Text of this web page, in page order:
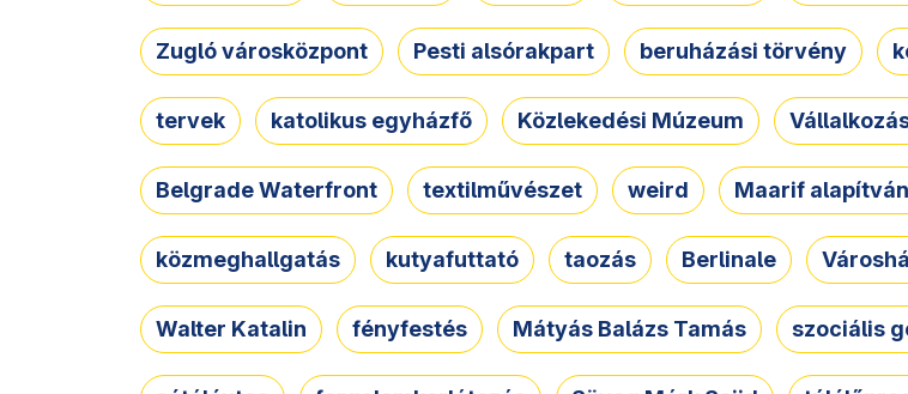
Zugló városközpont Pesti alsórakpart beruházási törvény
tervek katolikus egyházfő Közlekedési Múzeum
Belgrade Waterfront textilművészet weird Maarif
közmeghallgatás kutyafuttató taozás Berlinale
Walter Katalin fényfestés Mátyás Balázs Tamás szociális